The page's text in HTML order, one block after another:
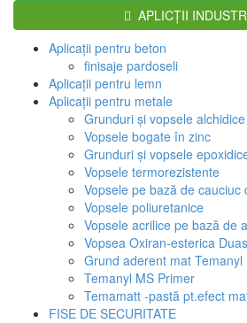
APLICŢII
Aplicaţii pentru beton
finisaje pardoseli
Aplicaţii pentru lemn
Aplicaţii pentru metale
Grunduri şi vopsele alchidice
Vopsele bogate în zinc
Grunduri şi vopsele
Vopsele termorezistente
Vopsele pe bază de cauciuc
Vopsele poliuretanice
Vopsele acrilice pe bază de
Vopsea Oxiran-esterica
Grund aderent mat Temanyl
Temanyl MS Primer
Temamatt -pastă pt.efect
FISE DE SECURITATE